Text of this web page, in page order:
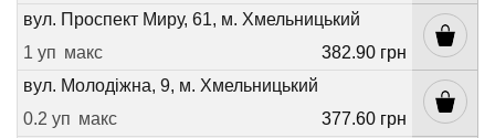
вул. Проспект Миру, 61, м. Хмельницький
1 уп макс
382.90 грн
вул. Молодіжна, 9, м. Хмельницький
0.2 уп макс
377.60 грн